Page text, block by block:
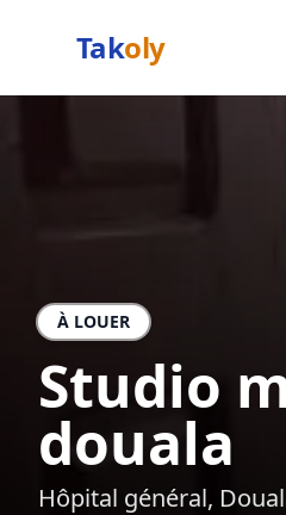
Takoly
À LOUER
Studio
douala
Hôpital général,